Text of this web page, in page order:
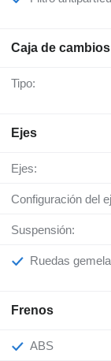
Caja de cambios
Tipo:
Ejes
Ejes:
Configuración del
Suspensión:
Ruedas
Frenos
ABS